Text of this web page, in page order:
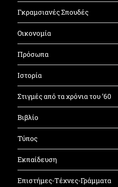
Γκραμσιανές Σπουδές
Οικονομία
Πρόσωπα
Ιστορία
Στιγμές από τα χρόνια του ’60
Βιβλίο
Τύπος
Εκπαίδευση
Επιστήμες-Τέχνες-Γράμματα